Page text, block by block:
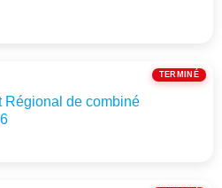
TERMINÉ
Régional de combiné